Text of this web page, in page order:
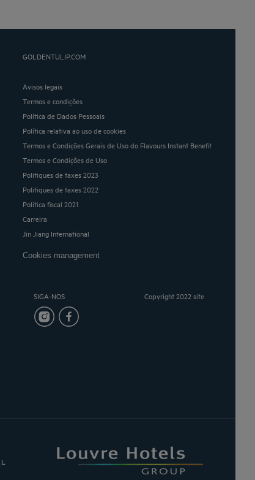
GOLDENTULIP.COM
Avisos legais
Termos e condições
Política de Dados Pessoais
Política relativa ao uso de cookies
Termos e Condições Gerais de Uso do Flavours Instant Benefit
Termos e Condições de Uso
Politiques de taxes 2023
Politiques de taxes 2022
Política fiscal 2021
Carreira
Jin Jiang International
Cookies management
SIGA-NOS Copyright 2022 site